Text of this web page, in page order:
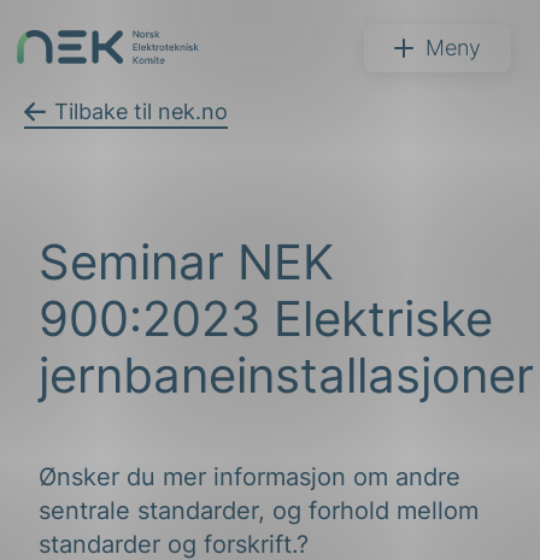
NEK Meny
Søk
Tilbake til nek.no
Seminar NEK
900:2023 Elektriske
jernbaneinstallasjoner
Ønsker du mer informasjon om andre
sentrale standarder, og forhold mellom
standarder og forskrift.?